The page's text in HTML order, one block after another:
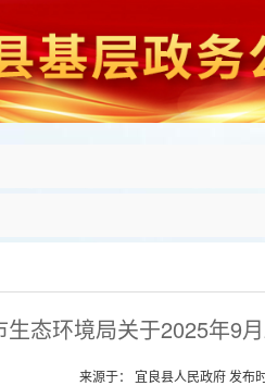
生态环境局关于2025年9
来源于： 宜良县人民政府 发布